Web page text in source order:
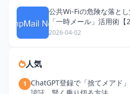
公共Wi-Fiの危険な落と
「一時メール」活用術【
2026-04-02
人気
1
ChatGPT登録で「捨てメアド